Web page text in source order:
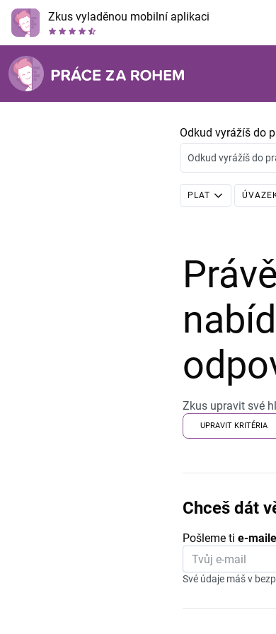
Zkus vyladěnou mobilní aplikaci
Odkud vyrážíš do
Odkud vyrážíš do
PLAT
Zkus upravit své
UPRAVIT KRITÉRIA
Chceš dát
Pošleme ti e-
Své údaje máš v